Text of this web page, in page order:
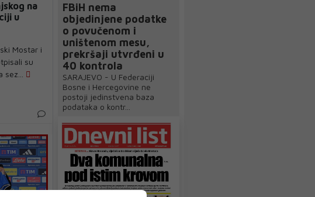
na
u
Mostar i
su
FBiH nema
objedinjene podatke
o povučenom i
uništenom mesu,
prekršaji utvrđeni u
40 kontrola
SARAJEVO - U Federaciji
Bosne i Hercegovine ne
postoji jedinstvena baza
podataka o kontr...